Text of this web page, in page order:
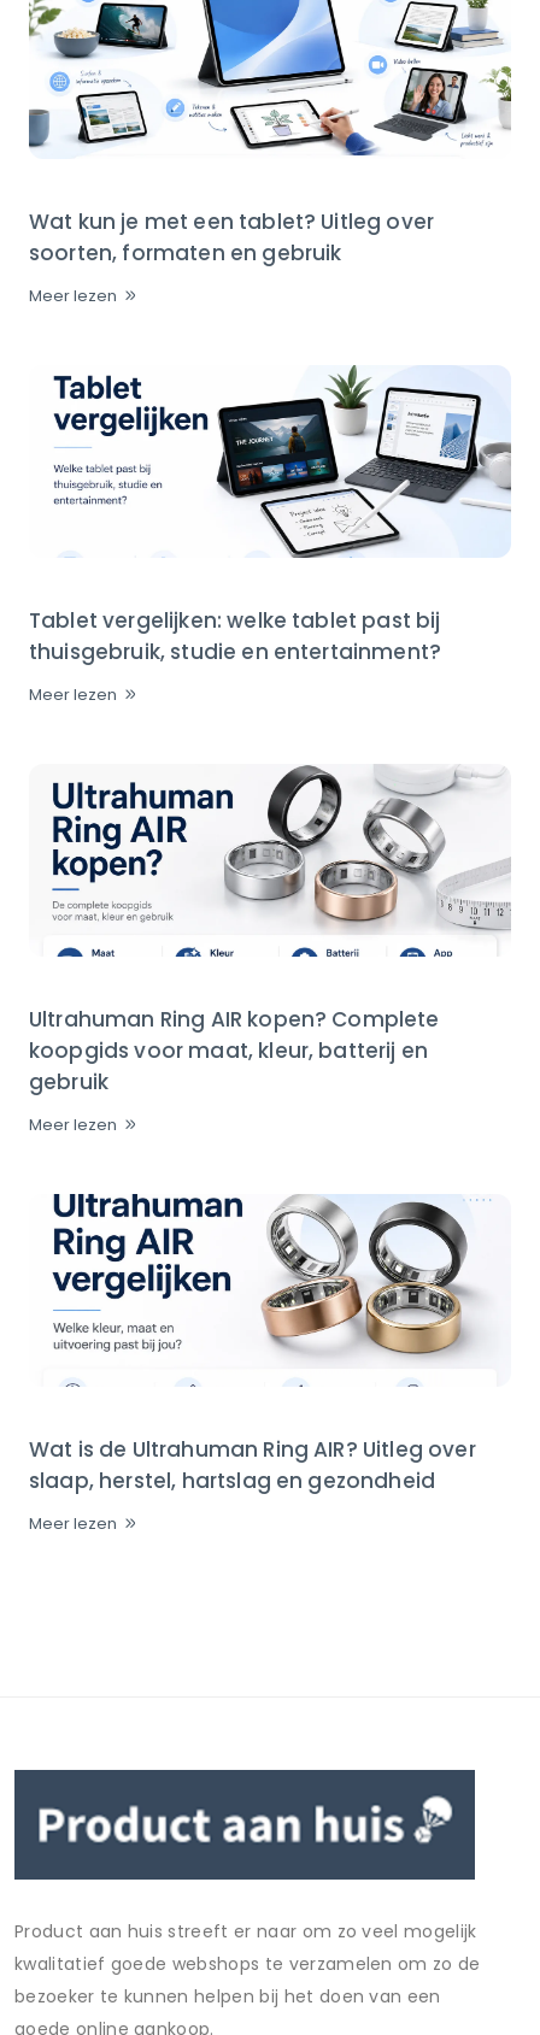
Wat kun je met een tablet? Uitleg over
soorten, formaten en gebruik
Meer lezen
Tablet vergelijken: welke tablet past bij
thuisgebruik, studie en entertainment?
Meer lezen
Ultrahuman Ring AIR kopen? Complete
koopgids voor maat, kleur, batterij en
gebruik
Meer lezen
Wat is de Ultrahuman Ring AIR? Uitleg over
slaap, herstel, hartslag en gezondheid
Meer lezen
Product aan huis streeft er naar om zo veel mogelijk
kwalitatief goede webshops te verzamelen om zo de
bezoeker te kunnen helpen bij het doen van een
goede online aankoop.